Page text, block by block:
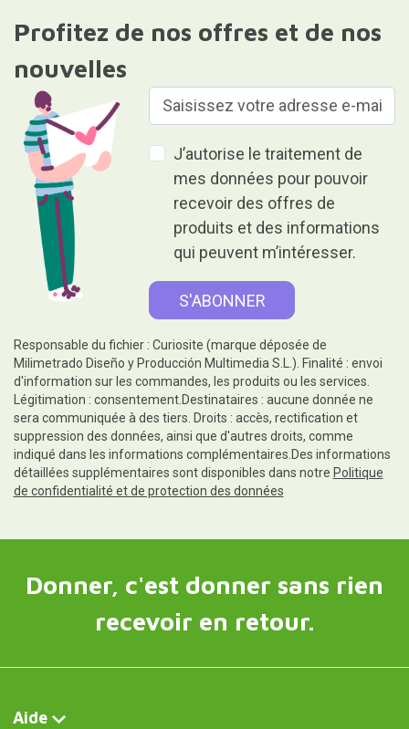
Profitez de nos offres et de nos
nouvelles
J’autorise le traitement de
mes données pour pouvoir
recevoir des offres de
produits et des informations
qui peuvent m’intéresser.
Responsable du fichier : Curiosite (marque déposée de
Milimetrado Diseño y Producción Multimedia S.L.). Finalité : envoi
d'information sur les commandes, les produits ou les services.
Légitimation : consentement.Destinataires : aucune donnée ne
sera communiquée à des tiers. Droits : accès, rectification et
suppression des données, ainsi que d'autres droits, comme
indiqué dans les informations complémentaires.Des informations
détaillées supplémentaires sont disponibles dans notre Politique
de confidentialité et de protection des données
Donner, c'est donner sans rien
recevoir en retour.
Aide